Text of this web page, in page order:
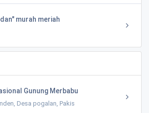
murah meriah
Gunung Merbabu
Desa pogalan, Pakis